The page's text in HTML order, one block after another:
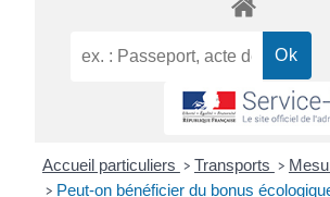
Accueil particuliers > Transports >
> Peut-on bénéficier du bonus